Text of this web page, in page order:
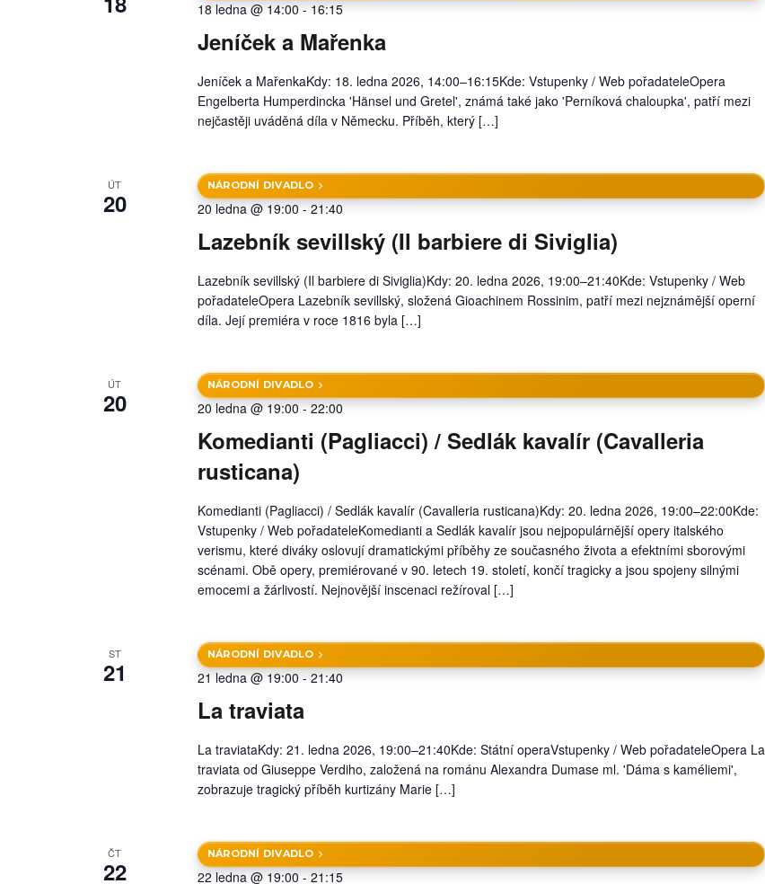
Jeníček a Mařenka
18 ledna @ 14:00-16:15
Jeníček a MařenkaKdy: 18. ledna 2026, 14:00–16:15Kde: Vstupenky / Web pořadateleOpera
Engelberta Humperdincka 'Hänsel und Gretel', známá také jako 'Perníková chaloupka', patří mezi
nejčastěji uváděná díla v Německu. Příběh, který […]
ÚT
20
Lazebník sevillský (Il barbiere di Siviglia)
NÁRODNÍ DIVADLO
20 ledna @ 19:00-21:40
Lazebník sevillský (Il barbiere di Siviglia)Kdy: 20. ledna 2026, 19:00–21:40Kde: Vstupenky / Web
pořadateleOpera Lazebník sevillský, složená Gioachinem Rossinim, patří mezi nejznámější operní
díla. Její premiéra v roce 1816 byla […]
ÚT
20
Komedianti (Pagliacci) / Sedlák kavalír (Cavalleria
rusticana)
NÁRODNÍ DIVADLO
20 ledna @ 19:00-22:00
Komedianti (Pagliacci) / Sedlák kavalír (Cavalleria rusticana)Kdy: 20. ledna 2026, 19:00–22:00Kde:
Vstupenky / Web pořadateleKomedianti a Sedlák kavalír jsou nejpopulárnější opery italského
verismu, které diváky oslovují dramatickými příběhy ze současného života a efektními sborovými
scénami. Obě opery, premiérované v 90. letech 19. století, končí tragicky a jsou spojeny silnými
emocemi a žárlivostí. Nejnovější inscenaci režíroval […]
ST
21
La traviata
NÁRODNÍ DIVADLO
21 ledna @ 19:00-21:40
La traviataKdy: 21. ledna 2026, 19:00–21:40Kde: Státní operaVstupenky / Web pořadateleOpera La
traviata od Giuseppe Verdiho, založená na románu Alexandra Dumase ml. 'Dáma s kaméliemi',
zobrazuje tragický příběh kurtizány Marie […]
ČT
22
NÁRODNÍ DIVADLO
22 ledna @ 19:00-21:15